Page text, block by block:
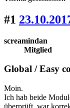
#1
screamindan
Mitglied
Global / Easy
Moin.
Ich hab beide